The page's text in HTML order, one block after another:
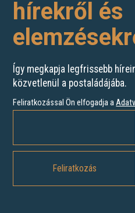
hírekről és
Így megkapja legfrissebb
közvetlenül a postaládájába.
Feliratkozással Ön elfogadja a